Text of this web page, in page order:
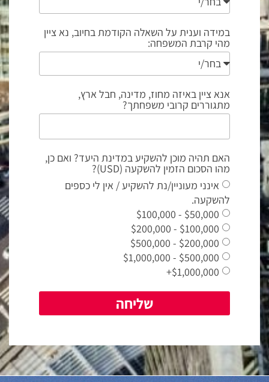
במידה וענית על השאלה הקודמת בחיוב, נא ציין
מהי קרבת המשפחה:
אנא ציין באיזה מחוז, מדינה, חבל ארץ,
מתגוררים קרובי משפחתך?
האם תהיה מוכן להשקיע במדינת היעד? ואם כן,
מהו הסכום הזמין להשקעה (USD)?
אינני מעוניין/נת להשקיע / אין לי כספים
להשקעה.
$50,000 - $100,000
$100,000 - $200,000
$200,000 - $500,000
$500,000 - $1,000,000
$1,000,000+
שליחה